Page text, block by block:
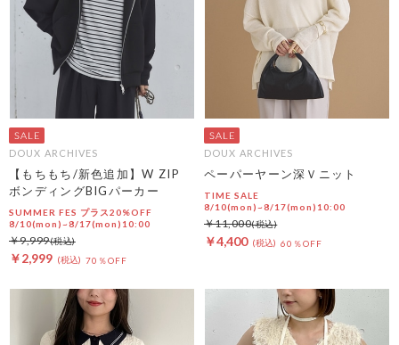
DOUX ARCHIVES
【もちもち/新色追加】W ZIP
ボンディングBIGパーカー
SUMMER FES プラス20%OFF
8/10(mon)~8/17(mon)10:00
￥2,999 70％OFF
￥9,999
DOUX ARCHIVES
ペーパーヤーン深Ｖニット
TIME SALE
8/10(mon)~8/17(mon)10:00
￥4,400 60％OFF
￥11,000